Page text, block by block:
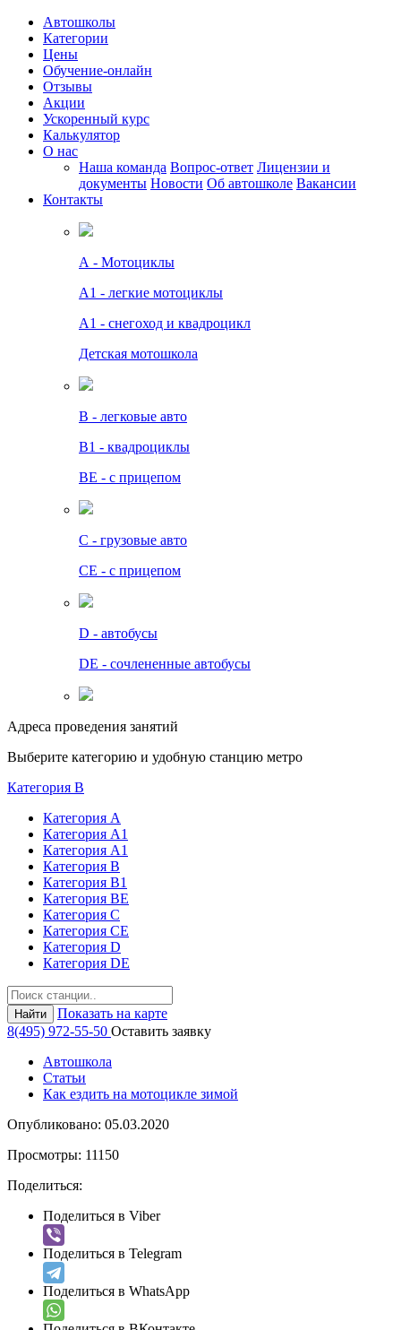
Автошколы
Категории
Цены
Обучение-онлайн
Отзывы
Акции
Ускоренный курс
Калькулятор
О нас
Наша команда Вопрос-ответ Лицензии и
документы Новости Об автошколе Вакансии
Контакты
А - Мотоциклы
A1 - легкие мотоциклы
A1 - снегоход и квадроцикл
Детская мотошкола
B - легковые авто
В1 - квадроциклы
BE - с прицепом
C - грузовые авто
СЕ - с прицепом
D - автобусы
DE - сочлененные автобусы
Адреса проведения занятий
Выберите категорию и удобную станцию метро
Категория B
Категория А
Категория А1
Категория А1
Категория В
Категория В1
Категория BE
Категория С
Категория СЕ
Категория D
Категория DE
Найти
Показать на карте
8(495) 972-55-50 Оставить заявку
Автошкола
Статьи
Как ездить на мотоцикле зимой
Опубликовано: 05.03.2020
Просмотры: 11150
Поделиться:
Поделиться в Viber
Поделиться в Telegram
Поделиться в WhatsApp